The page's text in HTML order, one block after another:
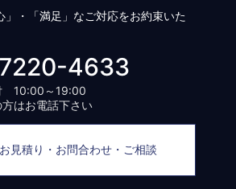
」・「満足」なご対応をお約束いた
4633
10:00～19:00
はお電話下さい
見積り・お問合わせ・ご相談